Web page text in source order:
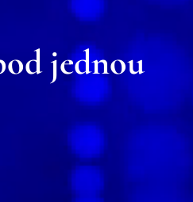
jednou